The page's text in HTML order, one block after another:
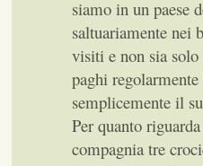
siamo in un paese
saltuariamente nei
visiti e non sia
paghi
semplicemente il
Per quanto
compagnia tre